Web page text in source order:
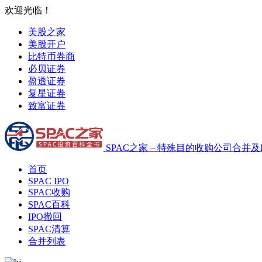
欢迎光临！
美股之家
美股开户
比特币券商
必贝证券
盈透证券
复星证券
致富证券
SPAC之家 – 特殊目的收购公司合并
首页
SPAC IPO
SPAC收购
SPAC百科
IPO撤回
SPAC清算
合并列表